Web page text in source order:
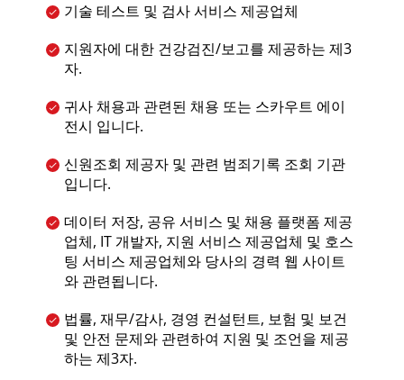
기술 테스트 및 검사 서비스 제공업체
지원자에 대한 건강검진/보고를 제공하는 제3
자.
귀사 채용과 관련된 채용 또는 스카우트 에이
전시 입니다.
신원조회 제공자 및 관련 범죄기록 조회 기관
입니다.
데이터 저장, 공유 서비스 및 채용 플랫폼 제공
업체, IT 개발자, 지원 서비스 제공업체 및 호스
팅 서비스 제공업체와 당사의 경력 웹 사이트
와 관련됩니다.
법률, 재무/감사, 경영 컨설턴트, 보험 및 보건
및 안전 문제와 관련하여 지원 및 조언을 제공
하는 제3자.